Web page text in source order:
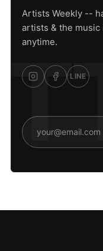
Artists Weekly --
artists & the
anytime.
LINE